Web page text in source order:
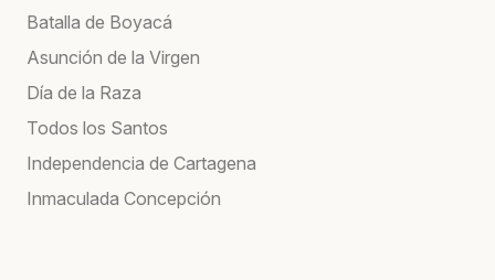
Batalla de Boyacá
Asunción de la Virgen
Día de la Raza
Todos los Santos
Independencia de Cartagena
Inmaculada Concepción